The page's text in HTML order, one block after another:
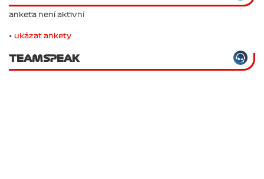
anketa není aktivní
• ukázat ankety
TEAMSPEAK